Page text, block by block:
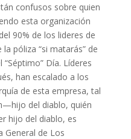
confusos sobre quien
esta organización
90% de los lideres de
póliza “si matarás” de
Día. Líderes
han escalado a los
de esta empresa, tal
del diablo, quién
hijo del diablo, es
General de Los